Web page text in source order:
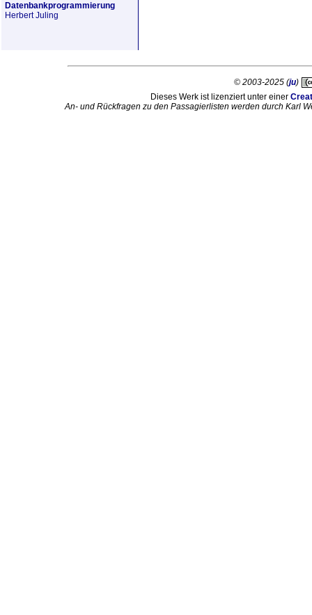
Datenbankprogrammierung
Herbert Juling
© 2003-2025 (ju)
Dieses Werk ist lizenziert unter einer
An- und Rückfragen zu den Passagierlisten werden durch Karl